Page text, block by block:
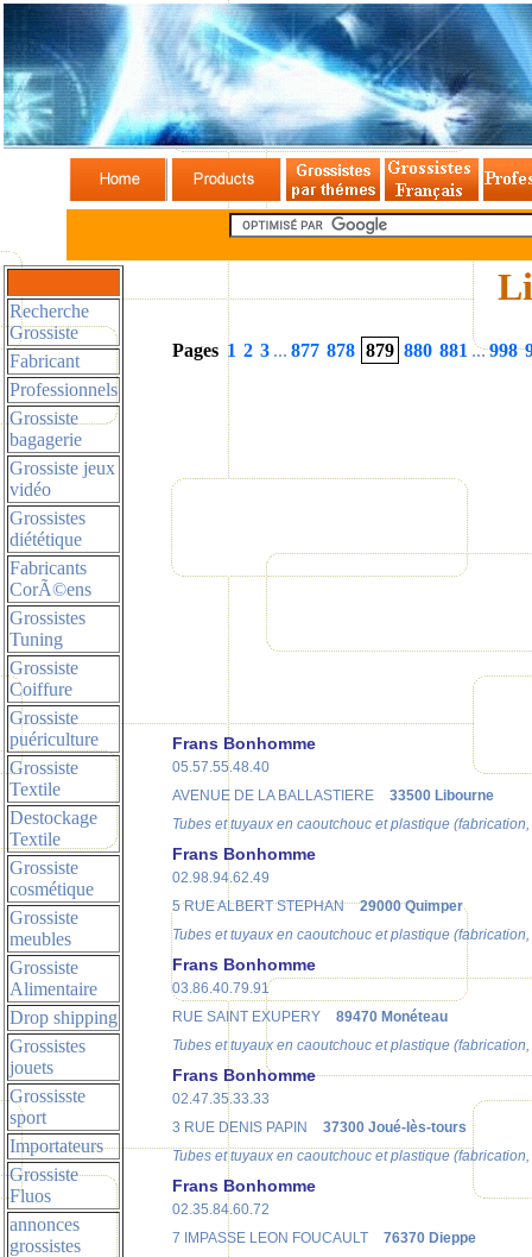
Recherche
Grossiste
Fabricant
Professionnels
Grossiste
bagagerie
Grossiste jeux
vidéo
Grossistes
diététique
Fabricants
CorÃ©ens
Grossistes
Tuning
Grossiste
Coiffure
Grossiste
puériculture
Grossiste
Textile
Destockage
Textile
Grossiste
cosmétique
Grossiste
meubles
Grossiste
Alimentaire
Drop shipping
Grossistes
jouets
Grossisste
sport
Importateurs
Grossiste
Fluos
annonces
grossistes
Pages 1 2 3 ... 877 878 879 880 881 ...998
Frans Bonhomme
05.57.55.48.40
AVENUE DE LA BALLASTIERE
33500 Libourne
Tubes et tuyaux en caoutchouc et plastique
Frans Bonhomme
02.98.94.62.49
5 RUE ALBERT STEPHAN
29000 Quimper
Tubes et tuyaux en caoutchouc et plastique
Frans Bonhomme
03.86.40.79.91
RUE SAINT EXUPERY
89470 Monéteau
Tubes et tuyaux en caoutchouc et plastique
Frans Bonhomme
02.47.35.33.33
3 RUE DENIS PAPIN
37300 Joué-lès-tours
Tubes et tuyaux en caoutchouc et plastique
Frans Bonhomme
02.35.84.60.72
7 IMPASSE LEON FOUCAULT
76370 Dieppe